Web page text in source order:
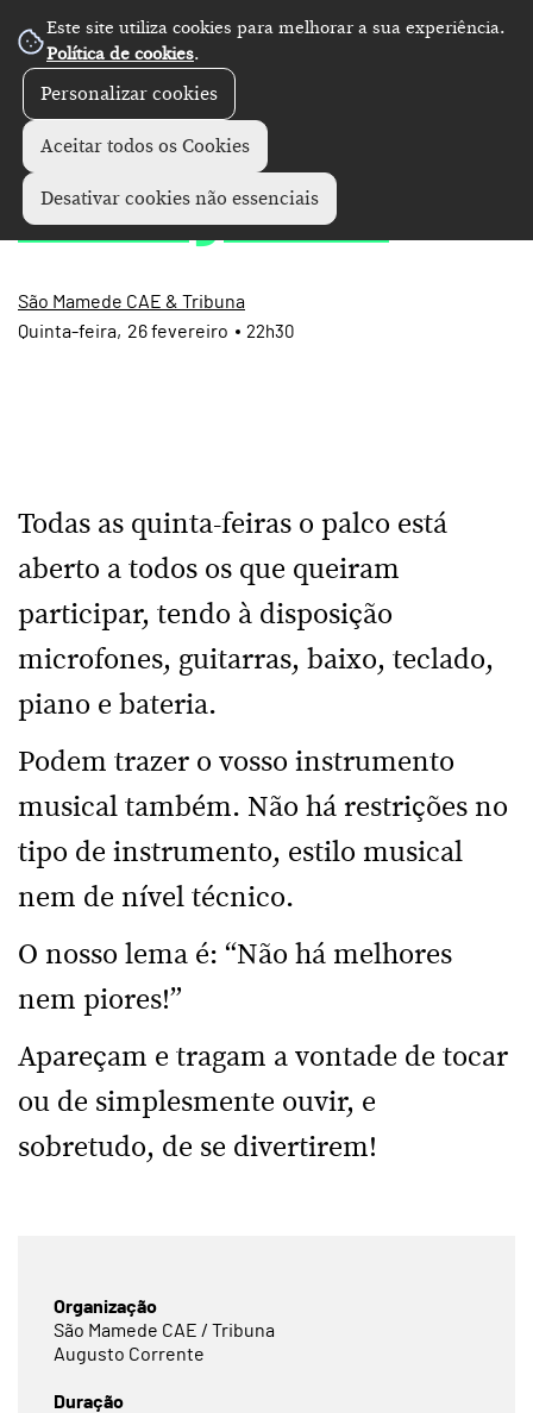
Este site utiliza cookies para melhorar a sua experiência.
Política de cookies.
Personalizar cookies
Aceitar todos os Cookies
Desativar cookies não essenciais
Concertos +
Late Night Jam
São Mamede CAE & Tribuna
26fevereiro
Quinta 22h30
Todas as quinta-feiras o palco está
aberto a todos os que queiram
participar, tendo à disposição
microfones, guitarras, baixo, teclado,
piano e bateria.
Podem trazer o vosso instrumento
musical também. Não há restrições no
tipo de instrumento, estilo musical
nem de nível técnico.
O nosso lema é: “Não há melhores
nem piores!”
Apareçam e tragam a vontade de tocar
ou de simplesmente ouvir, e
sobretudo, de se divertirem!
Organização
São Mamede CAE / Tribuna
Augusto Corrente
Duração